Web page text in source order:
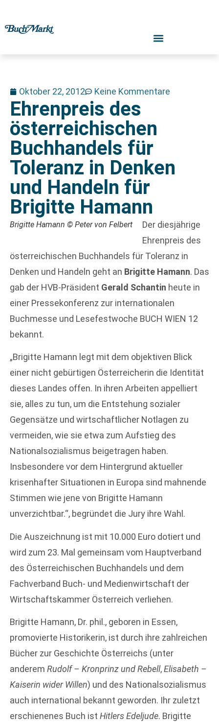
Oktober 22, 2012 Keine Kommentare
Ehrenpreis des
österreichischen
Buchhandels für
Toleranz in Denken
und Handeln für
Brigitte Hamann
Brigitte Hamann © Peter von Felbert
Der diesjährige
Ehrenpreis des
österreichischen Buchhandels für Toleranz in
Denken und Handeln geht an Brigitte Hamann. Das
gab der HVB-Präsident Gerald Schantin heute in
einer Pressekonferenz zur internationalen
Buchmesse und Lesefestwoche BUCH WIEN 12
bekannt.
„Brigitte Hamann legt mit dem objektiven Blick
einer nicht gebürtigen Österreicherin die Identität
dieses Landes offen. In ihren Arbeiten appelliert
sie, alles zu tun, um die Entstehung sozialer
Gegensätze und wirtschaftlicher Notlagen zu
vermeiden, wie sie etwa zum Aufstieg des
Nationalsozialismus beigetragen haben.
Insbesondere vor dem Hintergrund aktueller
krisenhafter Situationen in Europa sind mahnende
Stimmen wie jene von Brigitte Hamann
unverzichtbar.“, begründet die Jury ihre Wahl.
Die Auszeichnung ist mit 10.000 Euro dotiert und
wird zum 23. Mal gemeinsam vom Hauptverband
des Österreichischen Buchhandels und dem
Fachverband Buch- und Medienwirtschaft der
Wirtschaftskammer Österreich verliehen.
Brigitte Hamann, Dr. phil., geboren in Essen,
promovierte Historikerin, ist durch ihre zahlreichen
Bücher zur Geschichte Österreichs (unter
anderem Rudolf – Kronprinz und Rebell,Elisabeth –
Kaiserin wider Willen) und des Nationalsozialismus
auch international bekannt geworden. Ihr zuletzt
erschienenes Buch ist Hitlers Edeljude. Brigitte